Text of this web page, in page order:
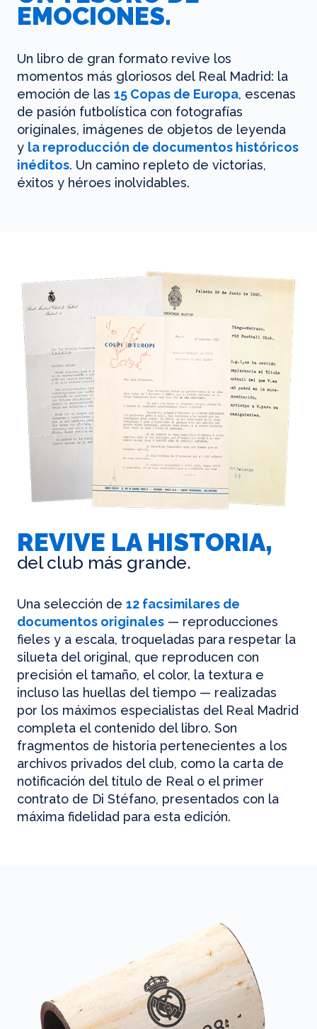
EMOCIONES.
Un libro de gran formato revive los
momentos más gloriosos del Real Madrid: la
emoción de las 15 Copas de Europa, escenas
de pasión futbolística con fotografías
originales, imágenes de objetos de leyenda
y la reproducción de documentos históricos
inéditos. Un camino repleto de victorias,
éxitos y héroes inolvidables.
REVIVE LA HISTORIA,
del club más grande.
Una selección de 12 facsimilares de
documentos originales — reproducciones
fieles y a escala, troqueladas para respetar la
silueta del original, que reproducen con
precisión el tamaño, el color, la textura e
incluso las huellas del tiempo — realizadas
por los máximos especialistas del Real Madrid
completa el contenido del libro. Son
fragmentos de historia pertenecientes a los
archivos privados del club, como la carta de
notificación del título de Real o el primer
contrato de Di Stéfano, presentados con la
máxima fidelidad para esta edición.